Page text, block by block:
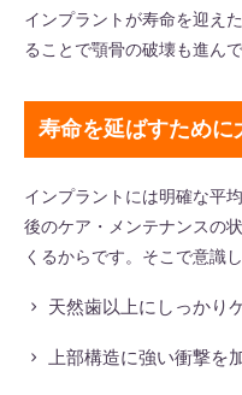
インプラントが寿命を迎え
ることで顎骨の破壊も進んで
寿命を延ばすために
インプラントには明確な平
後のケア・メンテナンスの
くるからです。そこで意識
天然歯以上にしっかり
上部構造に強い衝撃を